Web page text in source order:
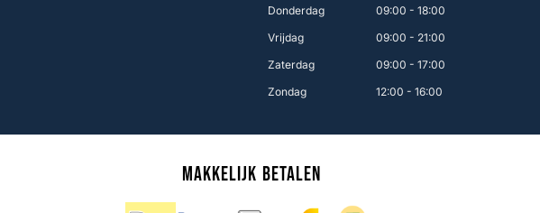
Donderdag
09:00 - 18:00
Vrijdag
09:00 - 21:00
Zaterdag
09:00 - 17:00
Zondag
12:00 - 16:00
Makkelijk betalen